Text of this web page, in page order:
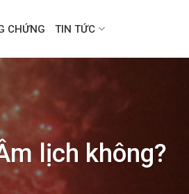
CHỨNG TIN TỨC
lịch không?